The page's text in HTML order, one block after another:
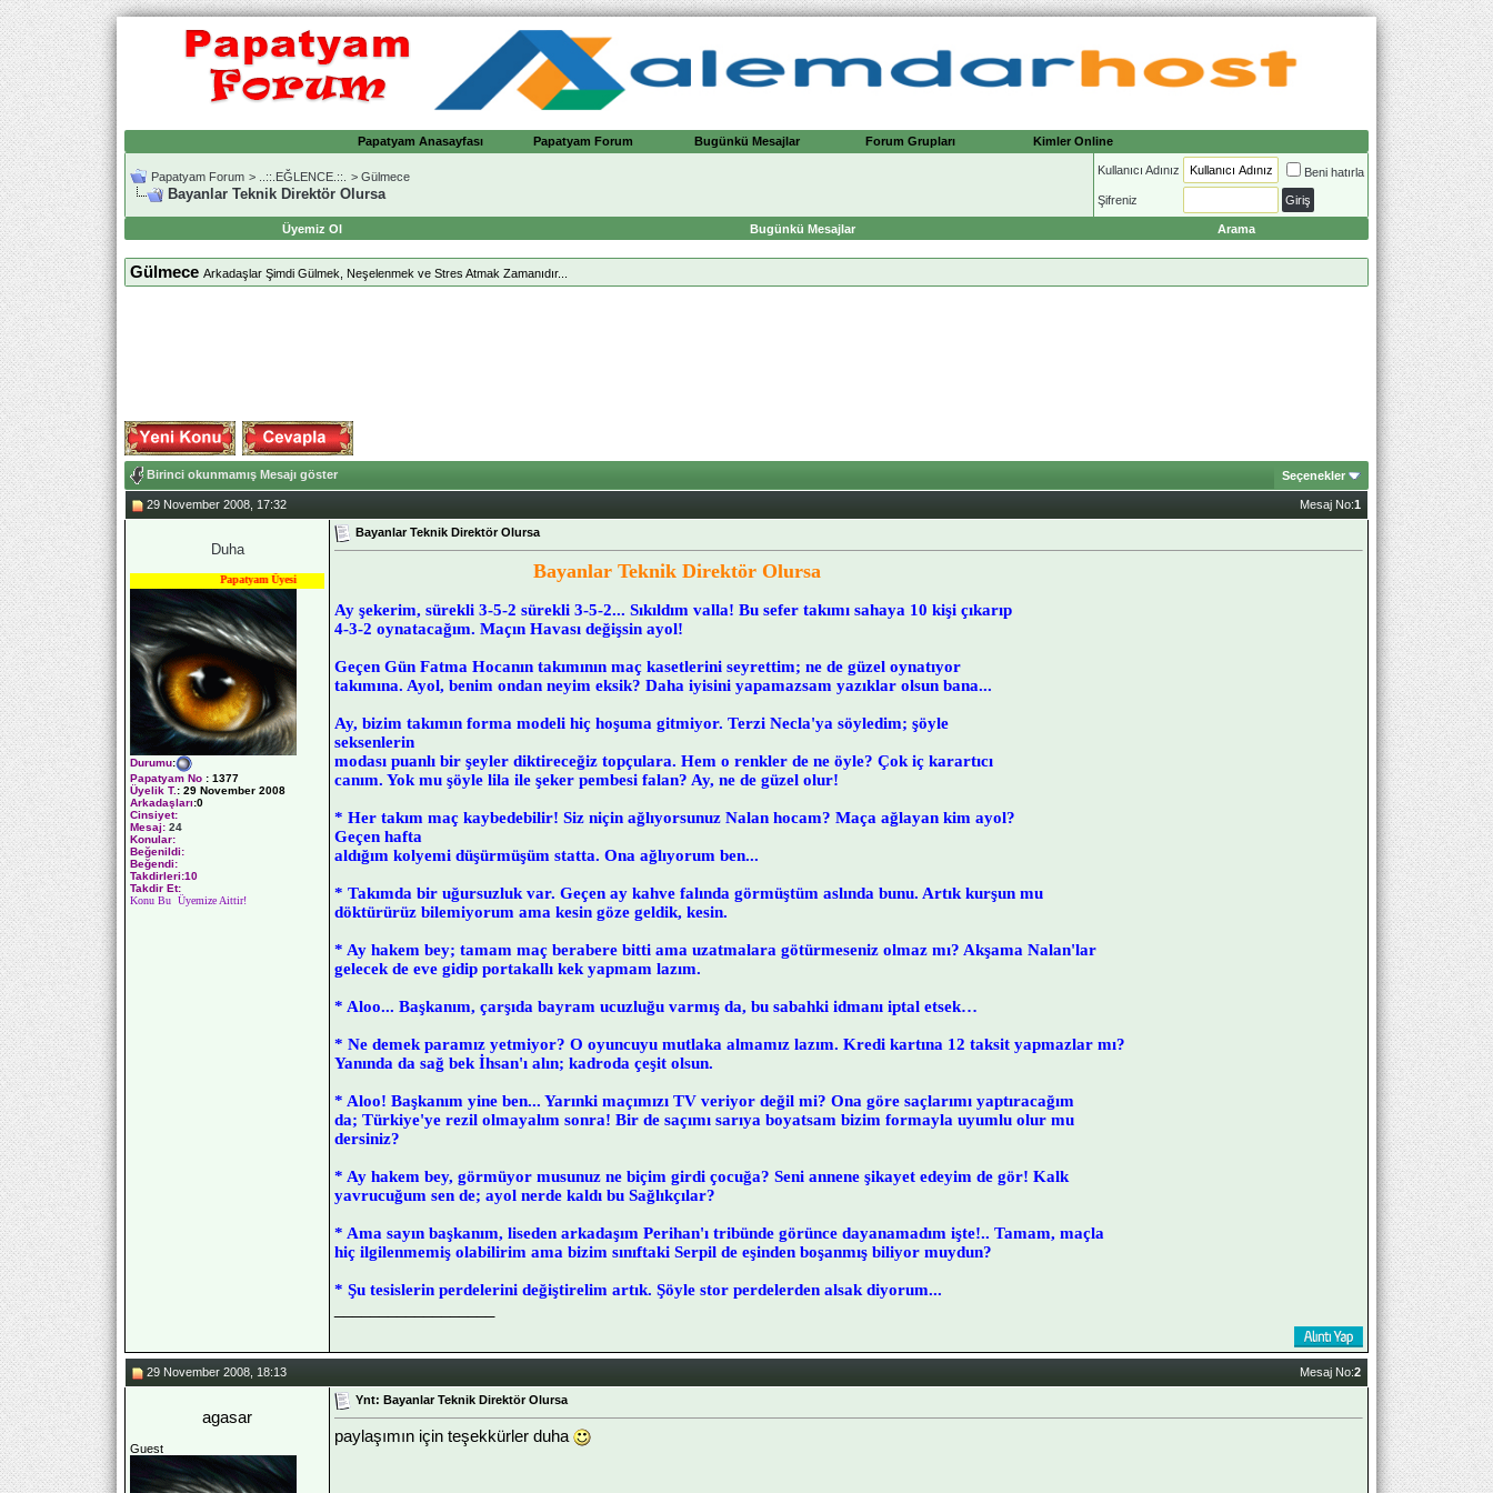
Papatyam Anasayfası Papatyam Forum Bugünkü Mesajlar Forum Grupları Kimler Online
Papatyam Forum > ..::.EĞLENCE.::. > Gülmece
Bayanlar Teknik Direktör Olursa
Kullanıcı Adınız Beni hatırla
Şifreniz
Üyemiz Ol Bugünkü Mesajlar Arama
Gülmece Arkadaşlar Şimdi Gülmek, Neşelenmek ve Stres Atmak Zamanıdır...
Birinci okunmamış Mesajı göster Seçenekler
29 November 2008, 17:32 Mesaj No:1
Duha
Papatyam Üyesi
Durumu:
Papatyam No : 1377
Üyelik T.: 29 November 2008
Arkadaşları:0
Cinsiyet:
Mesaj: 24
Konular:
Beğenildi:
Beğendi:
Takdirleri:10
Takdir Et:
Konu Bu Üyemize Aittir!
Bayanlar Teknik Direktör Olursa
Bayanlar Teknik Direktör Olursa
Ay şekerim, sürekli 3-5-2 sürekli 3-5-2... Sıkıldım valla! Bu sefer takımı sahaya 10 kişi çıkarıp
4-3-2 oynatacağım. Maçın Havası değişsin ayol!
Geçen Gün Fatma Hocanın takımının maç kasetlerini seyrettim; ne de güzel oynatıyor
takımına. Ayol, benim ondan neyim eksik? Daha iyisini yapamazsam yazıklar olsun bana...
Ay, bizim takımın forma modeli hiç hoşuma gitmiyor. Terzi Necla'ya söyledim; şöyle
seksenlerin
modası puanlı bir şeyler diktireceğiz topçulara. Hem o renkler de ne öyle? Çok iç karartıcı
canım. Yok mu şöyle lila ile şeker pembesi falan? Ay, ne de güzel olur!
* Her takım maç kaybedebilir! Siz niçin ağlıyorsunuz Nalan hocam? Maça ağlayan kim ayol?
Geçen hafta
aldığım kolyemi düşürmüşüm statta. Ona ağlıyorum ben...
* Takımda bir uğursuzluk var. Geçen ay kahve falında görmüştüm aslında bunu. Artık kurşun mu
döktürürüz bilemiyorum ama kesin göze geldik, kesin.
* Ay hakem bey; tamam maç berabere bitti ama uzatmalara götürmeseniz olmaz mı? Akşama Nalan'lar
gelecek de eve gidip portakallı kek yapmam lazım.
* Aloo... Başkanım, çarşıda bayram ucuzluğu varmış da, bu sabahki idmanı iptal etsek…
* Ne demek paramız yetmiyor? O oyuncuyu mutlaka almamız lazım. Kredi kartına 12 taksit yapmazlar mı?
Yanında da sağ bek İhsan'ı alın; kadroda çeşit olsun.
* Aloo! Başkanım yine ben... Yarınki maçımızı TV veriyor değil mi? Ona göre saçlarımı yaptıracağım
da; Türkiye'ye rezil olmayalım sonra! Bir de saçımı sarıya boyatsam bizim formayla uyumlu olur mu
dersiniz?
* Ay hakem bey, görmüyor musunuz ne biçim girdi çocuğa? Seni annene şikayet edeyim de gör! Kalk
yavrucuğum sen de; ayol nerde kaldı bu Sağlıkçılar?
* Ama sayın başkanım, liseden arkadaşım Perihan'ı tribünde görünce dayanamadım işte!.. Tamam, maçla
hiç ilgilenmemiş olabilirim ama bizim sınıftaki Serpil de eşinden boşanmış biliyor muydun?
* Şu tesislerin perdelerini değiştirelim artık. Şöyle stor perdelerden alsak diyorum...
29 November 2008, 18:13 Mesaj No:2
agasar
Guest
Ynt: Bayanlar Teknik Direktör Olursa
paylaşımın için teşekkürler duha